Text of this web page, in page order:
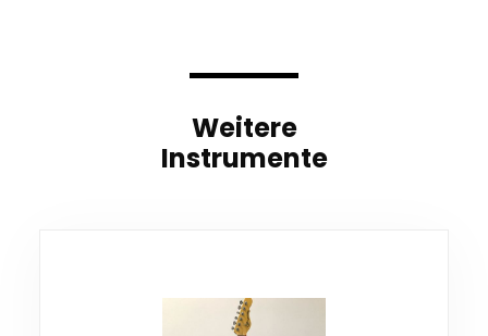
Weitere
Instrumente